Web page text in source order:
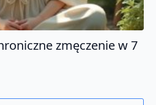
zmęczenie w 7